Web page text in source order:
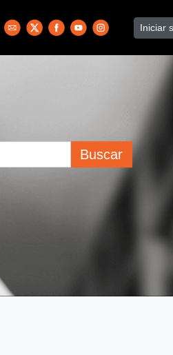
Iniciar
Buscar